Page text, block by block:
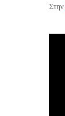
Στην